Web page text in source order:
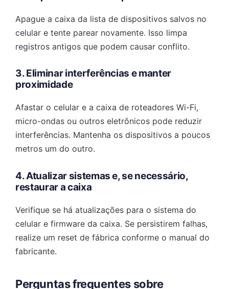
Apague a caixa da lista de dispositivos salvos no
celular e tente parear novamente. Isso limpa
registros antigos que podem causar conflito.
3. Eliminar interferências e manter
proximidade
Afastar o celular e a caixa de roteadores Wi-Fi,
micro-ondas ou outros eletrônicos pode reduzir
interferências. Mantenha os dispositivos a poucos
metros um do outro.
4. Atualizar sistemas e, se necessário,
restaurar a caixa
Verifique se há atualizações para o sistema do
celular e firmware da caixa. Se persistirem falhas,
realize um reset de fábrica conforme o manual do
fabricante.
Perguntas frequentes sobre